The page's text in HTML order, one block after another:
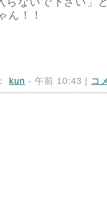
ん！！
kun - 午前 10:43 | コ